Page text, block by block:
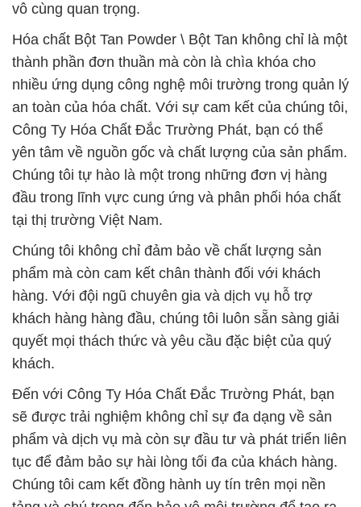
vô cùng quan trọng.
Hóa chất Bột Tan Powder \ Bột Tan không chỉ là một
thành phần đơn thuần mà còn là chìa khóa cho
nhiều ứng dụng công nghệ môi trường trong quản lý
an toàn của hóa chất. Với sự cam kết của chúng tôi,
Công Ty Hóa Chất Đắc Trường Phát, bạn có thể
yên tâm về nguồn gốc và chất lượng của sản phẩm.
Chúng tôi tự hào là một trong những đơn vị hàng
đầu trong lĩnh vực cung ứng và phân phối hóa chất
tại thị trường Việt Nam.
Chúng tôi không chỉ đảm bảo về chất lượng sản
phẩm mà còn cam kết chân thành đối với khách
hàng. Với đội ngũ chuyên gia và dịch vụ hỗ trợ
khách hàng hàng đầu, chúng tôi luôn sẵn sàng giải
quyết mọi thách thức và yêu cầu đặc biệt của quý
khách.
Đến với Công Ty Hóa Chất Đắc Trường Phát, bạn
sẽ được trải nghiệm không chỉ sự đa dạng về sản
phẩm và dịch vụ mà còn sự đầu tư và phát triển liên
tục để đảm bảo sự hài lòng tối đa của khách hàng.
Chúng tôi cam kết đồng hành uy tín trên mọi nền